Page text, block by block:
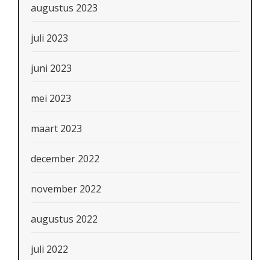
augustus 2023
juli 2023
juni 2023
mei 2023
maart 2023
december 2022
november 2022
augustus 2022
juli 2022